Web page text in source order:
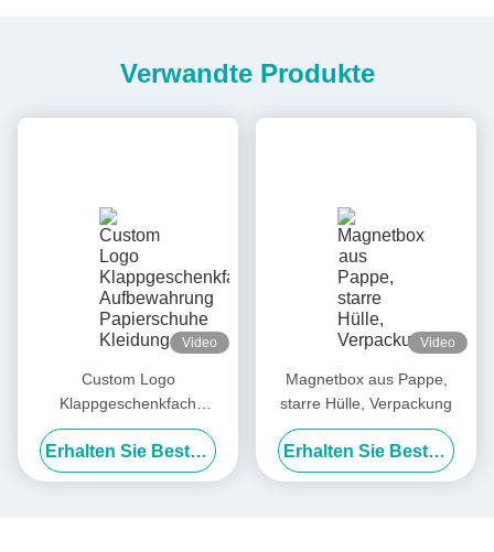
Verwandte Produkte
Video
Custom Logo
Klappgeschenkfach
Aufbewahrung Papierschuhe
Kleidung Verpackungskiste
Erhalten Sie Besten Preis
Video
Magnetbox aus Pappe,
starre Hülle, Verpackung
Erhalten Sie Besten Preis